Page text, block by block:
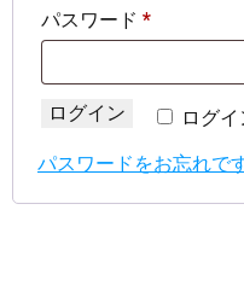
パスワード *必
ログ
ログイン
パスワードをお忘れで